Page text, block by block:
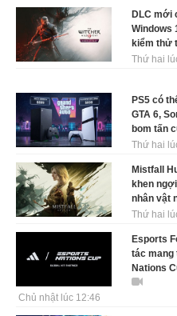
DLC mới
Windows
kiểm thử
Thứ hai
PS5 có
GTA 6,
bom tấn
Thứ hai
Mistfall
khen
nhân vật
Thứ hai
Esports
tác mang
Nations
Chủ nhật lúc 12:46